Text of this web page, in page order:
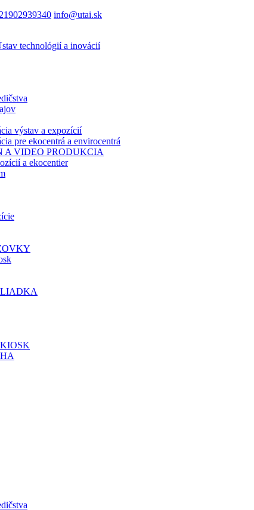
info@utai.sk
výstav a expozícií
pre ekocentrá a envirocentrá
A VIDEO PRODUKCIA
a ekocentier